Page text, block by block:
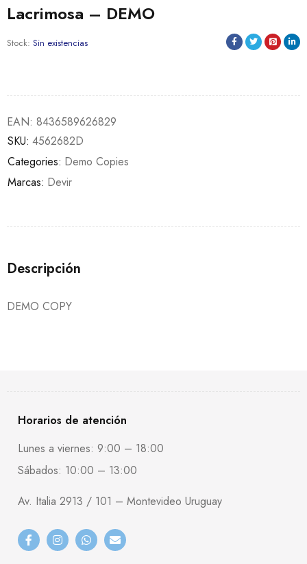
Lacrimosa – DEMO
Stock: Sin existencias
EAN: 8436589626829
SKU: 4562682D
Categories: Demo Copies
Marcas: Devir
Descripción
DEMO COPY
Horarios de atención
Lunes a viernes: 9:00 – 18:00
Sábados: 10:00 – 13:00
Av. Italia 2913 / 101 – Montevideo Uruguay